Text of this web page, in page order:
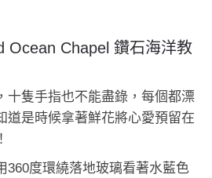
Ocean Chapel 鑽石海洋教
十隻手指也不能盡錄，每個都漂
道是時候拿著鮮花將心愛預留在
360度環繞落地玻璃看著水藍色